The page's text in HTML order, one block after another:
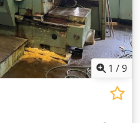
1 /9